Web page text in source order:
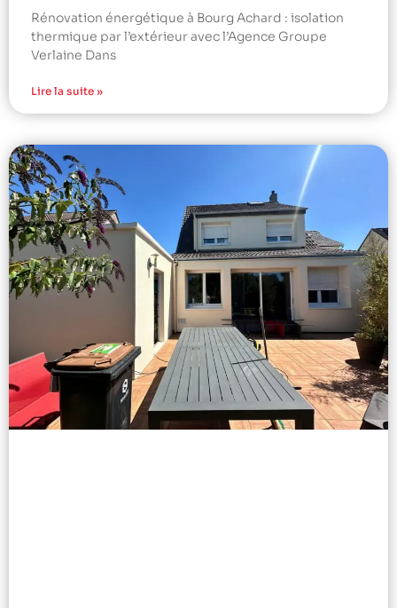
Rénovation énergétique à Bourg Achard : isolation
thermique par l’extérieur avec l’Agence Groupe
Verlaine Dans
Lire la suite »